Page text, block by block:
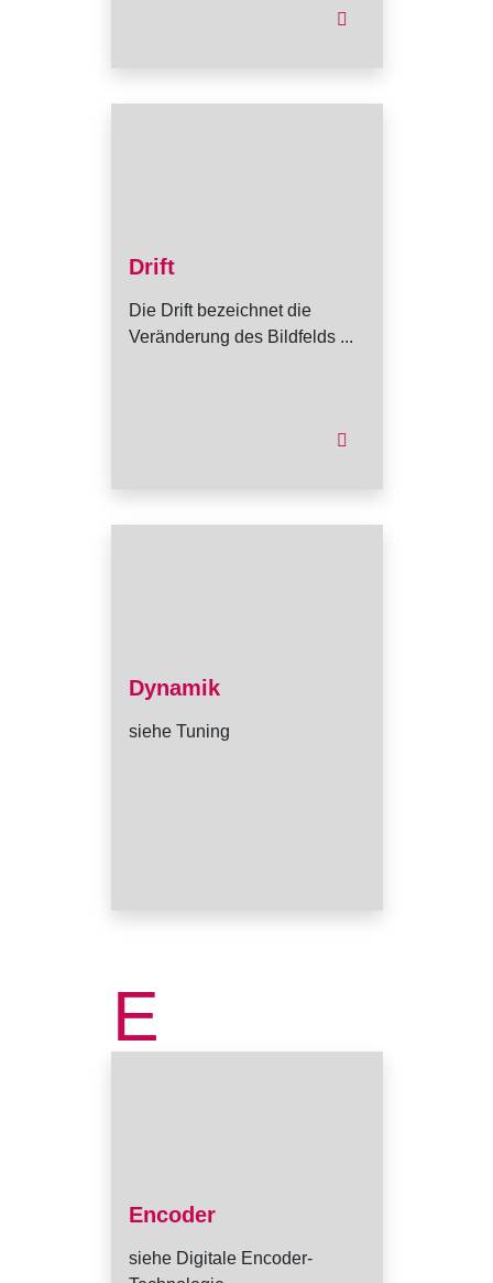
Drift
Die Drift bezeichnet die
Veränderung des Bildfelds ...
Dynamik
siehe Tuning
E
Encoder
siehe Digitale Encoder-